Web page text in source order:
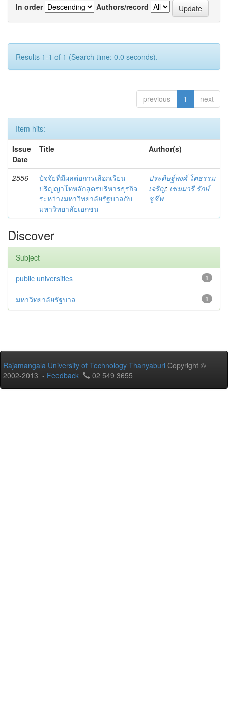
In order
Authors/record
Results 1-1 of 1 (Search time: 0.0 seconds).
previous 1 next
Item hits:
Issue
Date
Title Author(s)
2556
ปัจจัยที่มีผลต่อการเลือกเรียน
ปริญญาโทหลักสูตรบริหารธุรกิจ
ระหว่างมหาวิทยาลัยรัฐบาลกับ
มหาวิทยาลัยเอกชน
ประดิษฐ์พงศ์ โตธรรม
เจริญ; เขมมารี รักษ์
ชูชีพ
Discover
Subject
1
public universities
1
มหาวิทยาลัยรัฐบาล
Rajamangala University of Technology Thanyaburi Copyright ©
2002-2013 - Feedback 02 549 3655